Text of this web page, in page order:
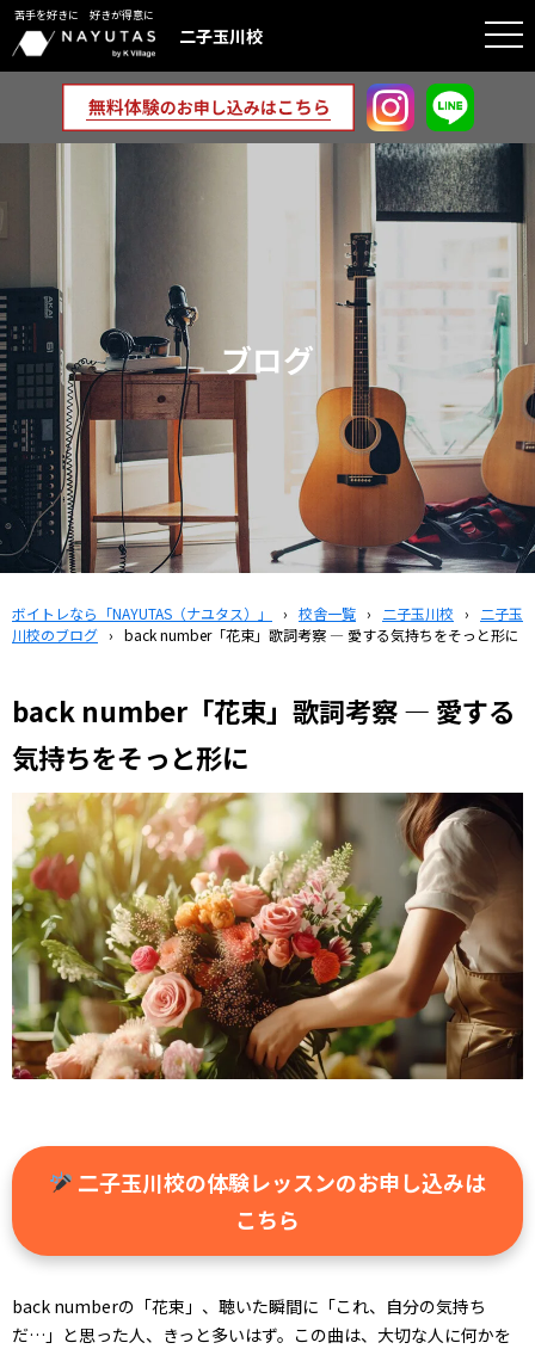
苦手を好きに 好きが得意に
二子玉川校
ブログ
ボイトレなら「NAYUTAS（ナユタス）」 › 校舎一覧 › 二子玉川校 ›
二子玉
川校のブログ › back number「花束」歌詞考察 — 愛する気持ちをそっと形に
back number「花束」歌詞考察 — 愛する
気持ちをそっと形に
二子玉川校の体験レッスンのお申し込みは
こちら
back numberの「花束」、聴いた瞬間に「これ、自分の気持ち
だ…」と思った人、きっと多いはず。この曲は、大切な人に何かを